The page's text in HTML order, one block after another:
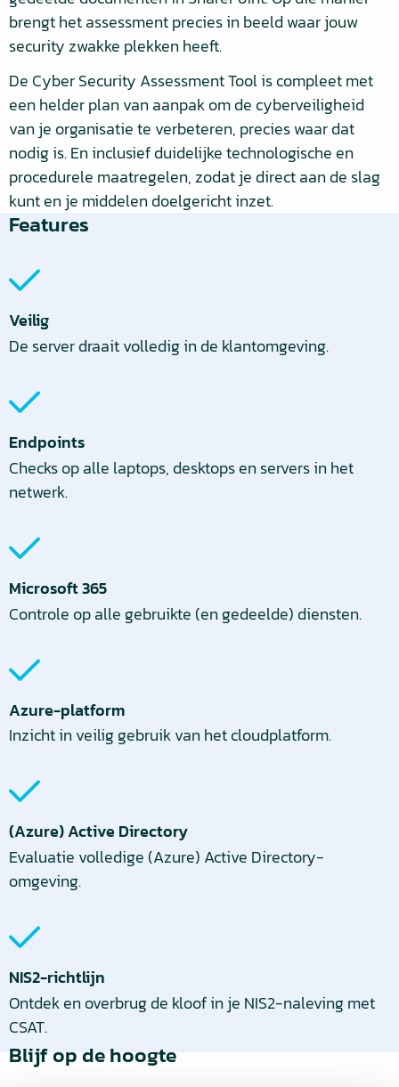
brengt het assessment precies in beeld waar jouw
security zwakke plekken heeft.
De Cyber Security Assessment Tool is compleet met
een helder plan van aanpak om de cyberveiligheid
van je organisatie te verbeteren, precies waar dat
nodig is. En inclusief duidelijke technologische en
procedurele maatregelen, zodat je direct aan de slag
kunt en je middelen doelgericht inzet.
Features
Veilig
De server draait volledig in de klantomgeving.
Endpoints
Checks op alle laptops, desktops en servers in het
netwerk.
Microsoft 365
Controle op alle gebruikte (en gedeelde) diensten.
Azure-platform
Inzicht in veilig gebruik van het cloudplatform.
(Azure) Active Directory
Evaluatie volledige (Azure) Active Directory-
omgeving.
NIS2-richtlijn
Ontdek en overbrug de kloof in je NIS2-naleving met
CSAT.
Blijf op de hoogte